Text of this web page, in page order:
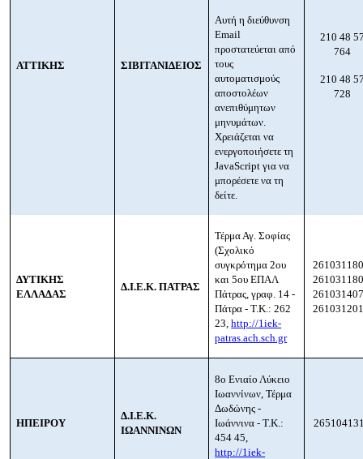
ΑΤΤΙΚΗΣ ΣΙΒΙΤΑΝΙΔΕΙΟΣ
Αυτή η διεύθυνση
Email
προστατεύεται από
τους
αυτοματισμούς
αποστολέων
ανεπιθύμητων
μηνυμάτων.
Χρειάζεται να
ενεργοποιήσετε τη
JavaScript για να
μπορέσετε να τη
δείτε.
210 48
764
210 48
728
ΔΥΤΙΚΗΣ
ΕΛΛΑΔΑΣ
Δ.Ι.Ε.Κ. ΠΑΤΡΑΣ
Τέρμα Αγ. Σοφίας
(Σχολικό
συγκρότημα 2ου
και 5ου ΕΠΑΛ
Πάτρας, γραφ. 14 -
Πάτρα - Τ.Κ.: 262
23,http://1iek-
patras.ach.sch.gr
ΗΠΕΙΡΟΥ
Δ.Ι.Ε.Κ.
ΙΩΑΝΝΙΝΩΝ
8ο Ενιαίο Λύκειο
Ιωαννίνων, Τέρμα
Δωδώνης -
Ιωάννινα - Τ.Κ.:
454 45,
http://1iek-